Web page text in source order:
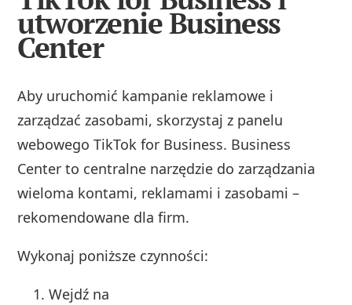
utworzenie Business
Center
Aby uruchomić kampanie reklamowe i
zarządzać zasobami, skorzystaj z panelu
webowego TikTok for Business. Business
Center to centralne narzędzie do zarządzania
wieloma kontami, reklamami i zasobami –
rekomendowane dla firm.
Wykonaj poniższe czynności:
Wejdź na